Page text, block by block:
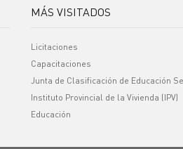
MÁS VISITADOS
Licitaciones
Capacitaciones
Junta de Clasificación de Educación
Instituto Provincial de la Vivienda (IPV)
Educación